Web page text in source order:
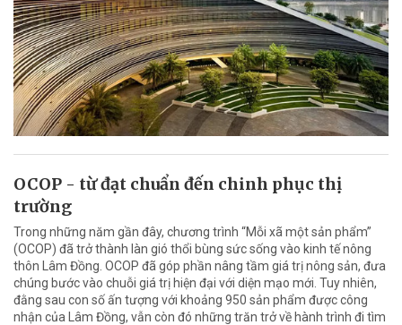
OCOP - từ đạt chuẩn đến chinh phục thị
trường
Trong những năm gần đây, chương trình “Mỗi xã một sản phẩm”
(OCOP) đã trở thành làn gió thổi bùng sức sống vào kinh tế nông
thôn Lâm Đồng. OCOP đã góp phần nâng tầm giá trị nông sản, đưa
chúng bước vào chuỗi giá trị hiện đại với diện mạo mới. Tuy nhiên,
đằng sau con số ấn tượng với khoảng 950 sản phẩm được công
nhận của Lâm Đồng, vẫn còn đó những trăn trở về hành trình đi tìm